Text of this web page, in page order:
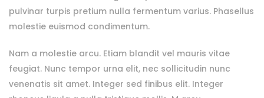
pulvinar turpis pretium nulla fermentum varius. Phasellus
molestie euismod condimentum.
Nam a molestie arcu. Etiam blandit vel mauris vitae
feugiat. Nunc tempor urna elit, nec sollicitudin nunc
venenatis sit amet. Integer sed finibus elit. Integer